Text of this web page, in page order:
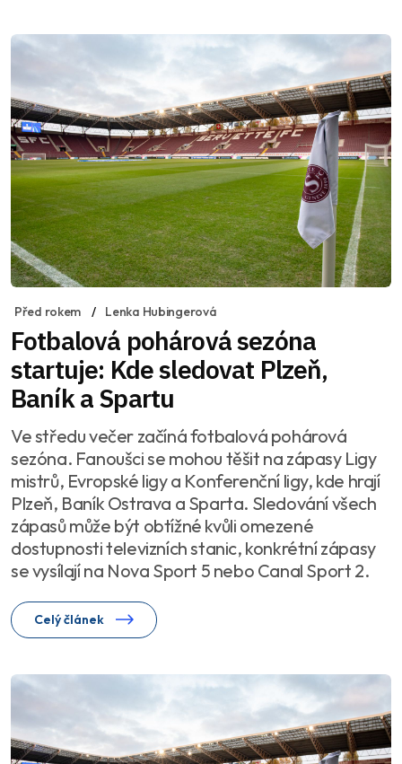
Před rokem Lenka Hubingerová
Fotbalová pohárová sezóna
startuje: Kde sledovat Plzeň,
Baník a Spartu
Ve středu večer začíná fotbalová pohárová
sezóna. Fanoušci se mohou těšit na zápasy Ligy
mistrů, Evropské ligy a Konferenční ligy, kde hrají
Plzeň, Baník Ostrava a Sparta. Sledování všech
zápasů může být obtížné kvůli omezené
dostupnosti televizních stanic, konkrétní zápasy
se vysílají na Nova Sport 5 nebo Canal Sport 2.
Celý článek